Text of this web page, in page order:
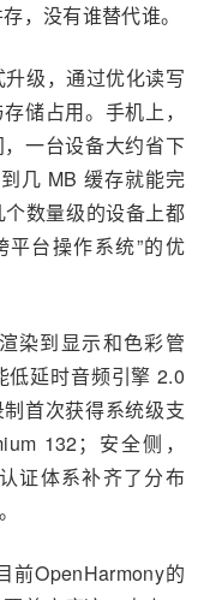
，没有谁替代谁。
升级，通过优化读写
储占用。 手机上，
一台设备大约省下
几 MB 缓存就能完
数量级的设备上都
平台操作系统”的优
染到显示和色彩管
低延时音频引擎 2.0
首次获得系统级支
132； 安全侧，
证体系补齐了分布
前OpenHarmony的